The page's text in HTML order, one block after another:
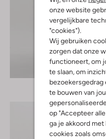
onze website
vergelijkbare
"cookies").
Wij gebruiken
zorgen dat onze
functioneert, om
te slaan, om
bezoekersgedrag
te bouwen van
op "Accepteer
ga je akkoord
cookies zoals
Ontdek de look